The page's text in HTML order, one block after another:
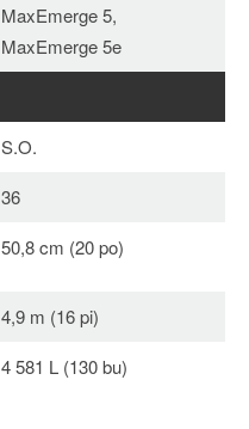
MaxEmerge 5,
MaxEmerge 5e
S.O.
36
50,8 cm (20 po)
4,9 m (16 pi)
4 581 L (130 bu)